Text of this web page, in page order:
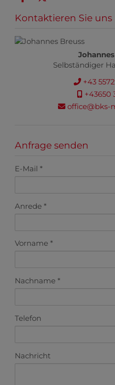
Kontaktieren Sie uns
Selbständiger
+43
+43650
office@bks-
Anfrage senden
E-Mail
Anrede
Vorname
Nachname
Telefon
Nachricht